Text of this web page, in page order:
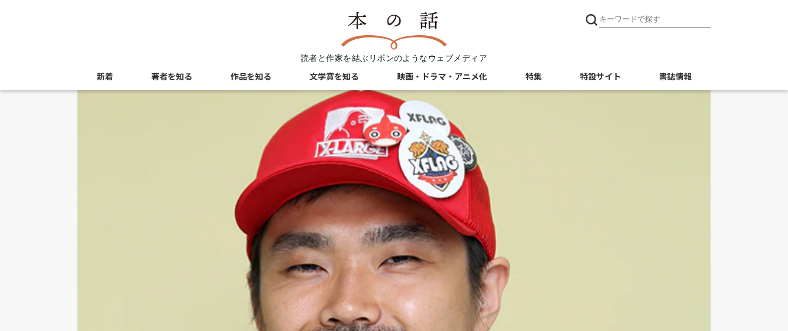
読者と作家を結ぶリボンのようなウェブメディア
新着 著者を知る 作品を知る 文学賞を知る 映画・ドラマ・アニメ化 特集 特設サイト 書誌情報